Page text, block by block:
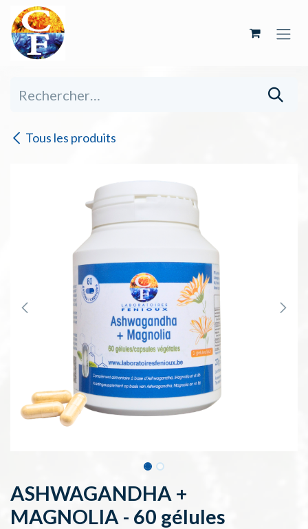
Se rendre au contenu
Tous les produits
ASHWAGANDHA +
MAGNOLIA - 60 gélules